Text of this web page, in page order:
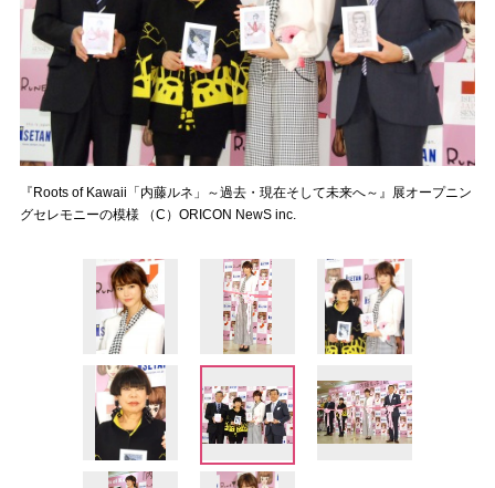
『Roots of Kawaii「内藤ルネ」～過去・現在そして未来へ～』展オープニン
グセレモニーの模様 （C）ORICON NewS inc.